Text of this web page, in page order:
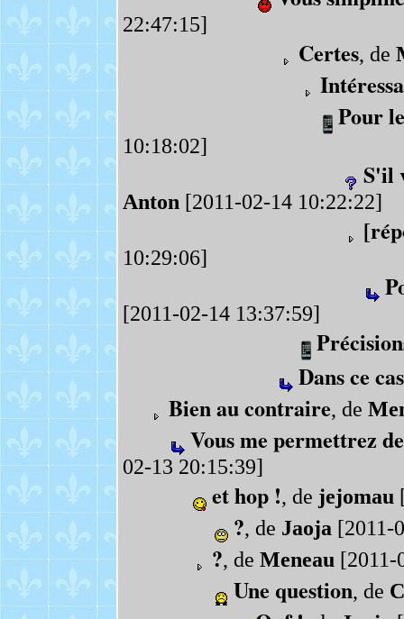
22:47:15]
Certes, de
Pour
10:18:02]
S'il
Anton [2011-02-14 10:22:22]
10:29:06]
[2011-02-14 13:37:59]
Dans ce
Bien au contraire, de
Vous me permettrez
02-13 20:15:39]
et hop !, de jejomau
?, de Jaoja [2011-
?, de Meneau [2011-
Une question, de